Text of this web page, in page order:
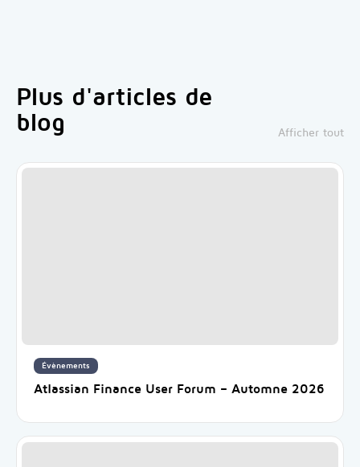
Plus d'articles de
blog
Afficher tout
Évènements
Atlassian Finance User Forum – Automne 2026